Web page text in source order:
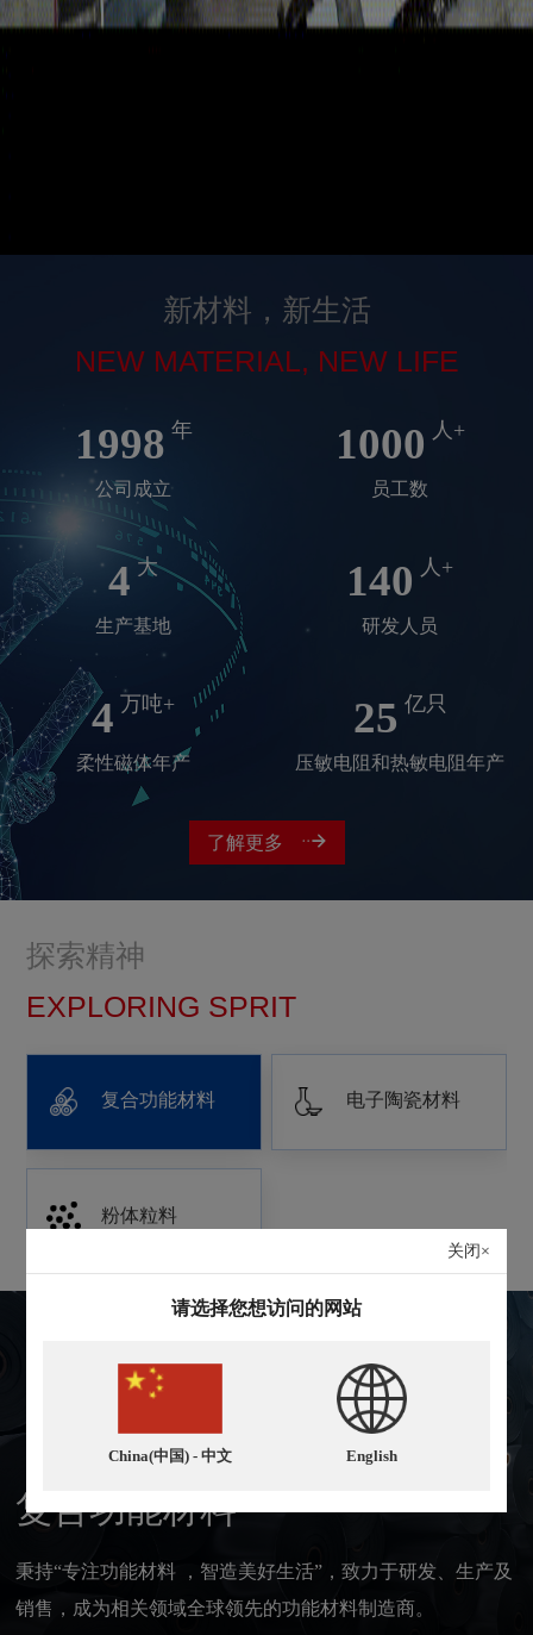
新材料，新生活
NEW MATERIAL, NEW LIFE
1998 年
公司成立
1000 人+
员工数
4 大
生产基地
140 人+
研发人员
4 万吨+
柔性磁体年产
25 亿只
压敏电阻和热敏电阻年产
了解更多
探索精神
EXPLORING SPRIT
复合功能材料 电子陶瓷材料
粉体粒料
复合功能材料
秉持“专注功能材料 ，智造美好生活”，致力于研发、生产及
销售，成为相关领域全球领先的功能材料制造商。
关闭×
请选择您想访问的网站
China(中国) - 中文 English